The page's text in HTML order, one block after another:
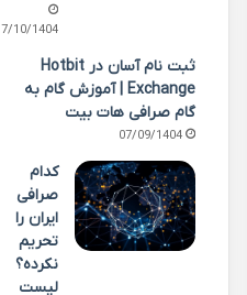
07/10/1404
ثبت نام آسان در Hotbit
Exchange | آموزش گام به
گام صرافی هات بیت
07/09/1404
کدام
صرافی
ایران را
تحریم
نکرده؟
لیست